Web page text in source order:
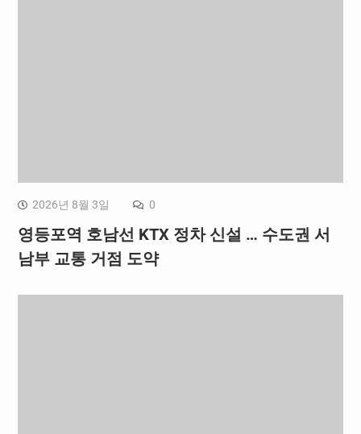
2026년 8월 3일 0
영등포역 호남선 KTX 정차 신설 … 수도권 서
남부 교통 거점 도약